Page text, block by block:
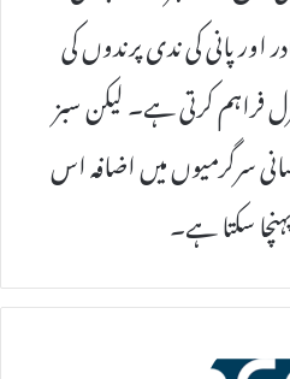
اور پانی کی ندی پرندوں کی
فراہم کرتی ہے۔ لیکن سبز
سرگرمیوں میں اضافہ اس
سکتا ہے۔